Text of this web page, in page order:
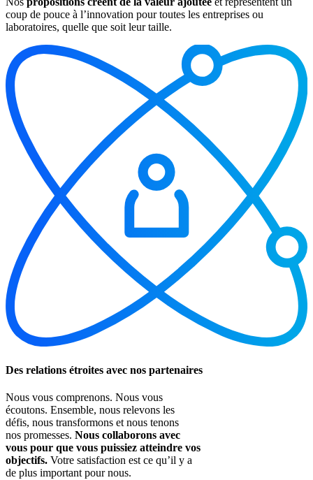
coup de pouce à l’innovation pour toutes les entreprises ou
laboratoires, quelle que soit leur taille.
Des relations étroites avec nos partenaires
Nous vous comprenons. Nous vous
écoutons. Ensemble, nous relevons les
défis, nous transformons et nous tenons
nos promesses. Nous collaborons avec
vous pour que vous puissiez atteindre vos
objectifs. Votre satisfaction est ce qu’il y a
de plus important pour nous.